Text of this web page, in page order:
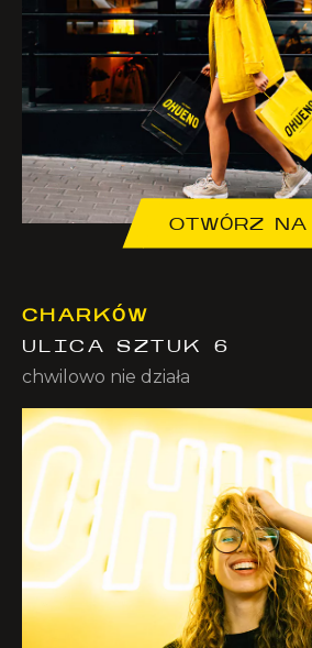
OTWÓRZ
CHARKÓW
ULICA SZTUK 6
chwilowo nie działa